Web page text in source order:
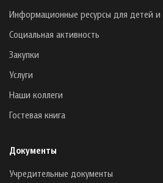
Информационные ресурсы для детей и
Социальная активность
Закупки
Услуги
Наши коллеги
Гостевая книга
Документы
Учредительные документы